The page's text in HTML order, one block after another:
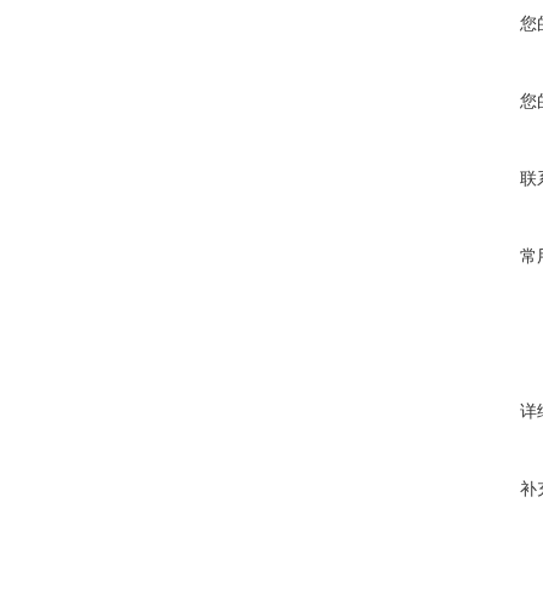
您
您
联
常
详
补